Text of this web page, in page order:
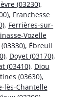
(03230),
, Franchesse
, Ferrières-sur-
Vozelle
, Ébreuil
, Doyet (03170),
(03410), Diou
(03630),
lès-Chantelle